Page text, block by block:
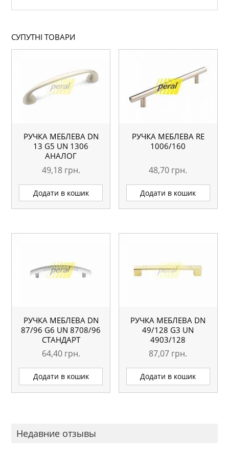
СУПУТНІ ТОВАРИ
РУЧКА МЕБЛЕВА DN
13 G5 UN 1306
АНАЛОГ
49,18 грн.
Додати в кошик
РУЧКА МЕБЛЕВА RE
1006/160
48,70 грн.
Додати в кошик
РУЧКА МЕБЛЕВА DN
87/96 G6 UN 8708/96
СТАНДАРТ
64,40 грн.
Додати в кошик
РУЧКА МЕБЛЕВА DN
49/128 G3 UN
4903/128
87,07 грн.
Додати в кошик
Недавние отзывы